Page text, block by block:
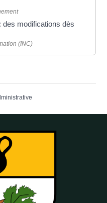
modifications dès
(INC)